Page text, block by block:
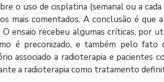
o uso de cisplatina (semanal ou a
mais comentados. A conclusão é que
O ensaio recebeu algumas críticas, por
é preconizado, e também pelo fato
associado a radioterapia e pacientes
a radioterapia como tratamento